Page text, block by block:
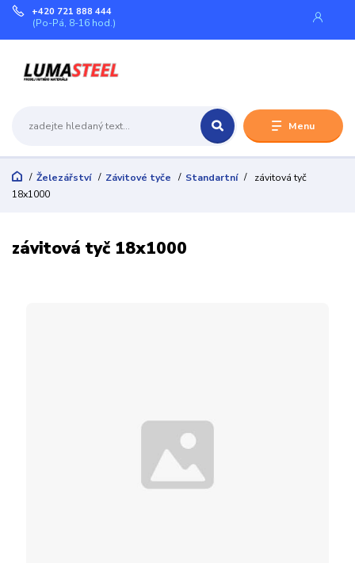
Menu
+420 721 888 444
(Po-Pá, 8-16 hod.)
Železářství Závitové tyče Standartní
závitová tyč
18x1000
závitová tyč 18x1000